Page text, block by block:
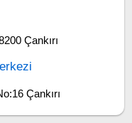
Çankırı
Çankırı